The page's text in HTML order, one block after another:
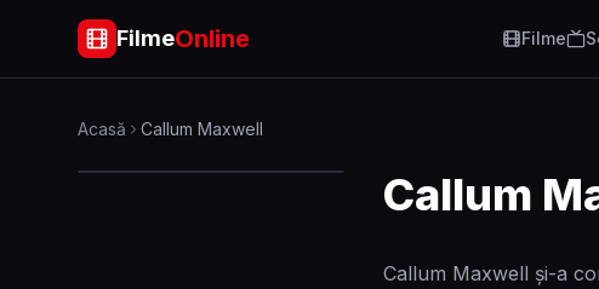
FilmeOnline Filme
Acasă Callum Maxwell
Callum
Callum Maxwell și-a